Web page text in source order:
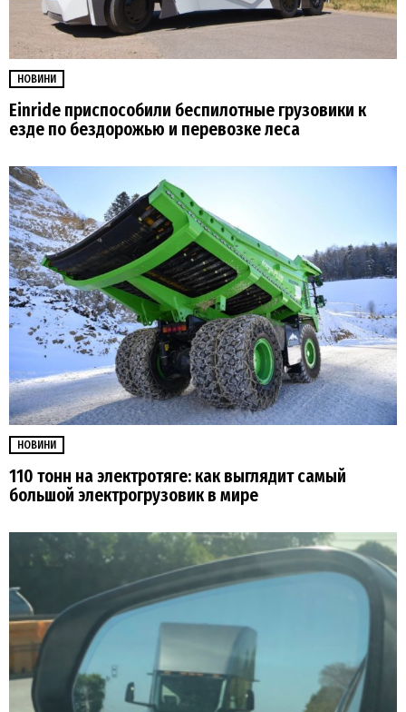
НОВИНИ
Einride приспособили беспилотные грузовики к
езде по бездорожью и перевозке леса
НОВИНИ
110 тонн на электротяге: как выглядит самый
большой электрогрузовик в мире